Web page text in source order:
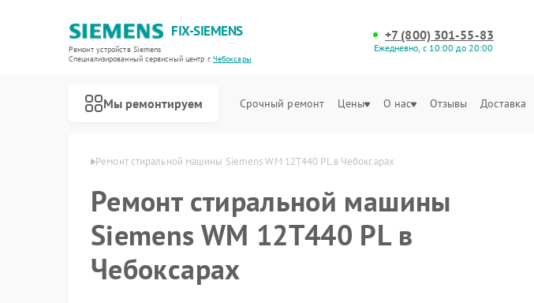
FIX-SIEMENS
Ремонт устройств Siemens
Специализированный cервисный центр г.Чебоксары
+7 (800) 301-55-83
Ежедневно, с 10:00 до 20:00
Мы ремонтируем Срочный ремонт Цены О нас Отзывы Доставка
в Чебоксарах Ремонт стиральной машины Siemens WM 12T440 PL в Чебоксарах
Ремонт стиральной машины
Siemens WM 12T440 PL в
Чебоксарах